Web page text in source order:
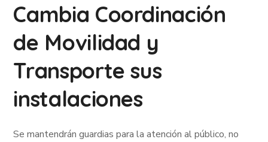
Cambia Coordinación
de Movilidad y
Transporte sus
instalaciones
Se mantendrán guardias para la atención al público, no